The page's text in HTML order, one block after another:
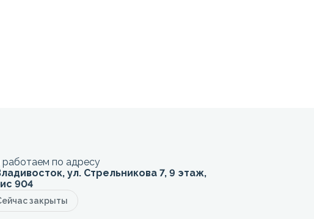
по адресу
ул. Стрельникова 7, 9 этаж,
904
закрыты